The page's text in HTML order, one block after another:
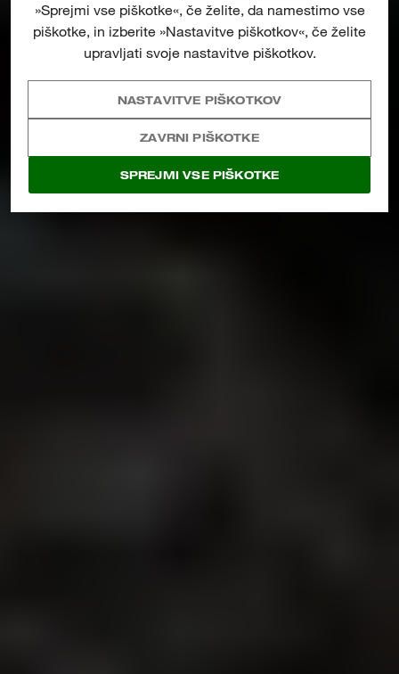
»Sprejmi vse piškotke«, če želite, da namestimo vse
piškotke, in izberite »Nastavitve piškotkov«, če želite
upravljati svoje nastavitve piškotkov.
NASTAVITVE PIŠKOTKOV
ZAVRNI PIŠKOTKE
SPREJMI VSE PIŠKOTKE
REŠITVE ZA
ČIŠČENJE
ODTOKOV
OGLEJTE SI CELOTNO PONUDBO IZDELKOV